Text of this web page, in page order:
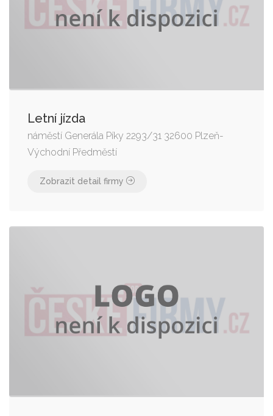
Letní jízda
náměstí Generála Píky 2293/31 32600 Plzeň-
Východní Předměstí
Zobrazit detail firmy